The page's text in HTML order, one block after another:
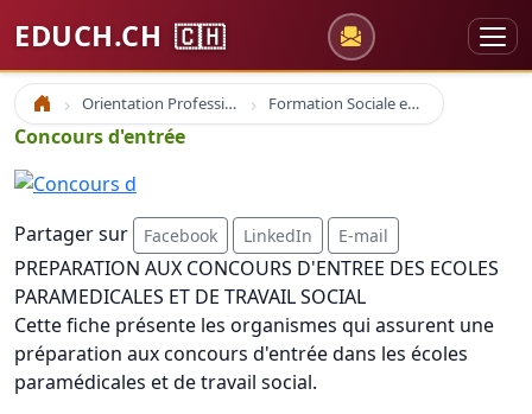
EDUCH.CH 🇨🇭
Accueil Orientation Professionnelle Formation Sociale en France
Concours d'entrée
Partager sur Facebook LinkedIn E-mail
PREPARATION AUX CONCOURS D'ENTREE DES ECOLES
PARAMEDICALES ET DE TRAVAIL SOCIAL
Cette fiche présente les organismes qui assurent une
préparation aux concours d'entrée dans les écoles
paramédicales et de travail social.